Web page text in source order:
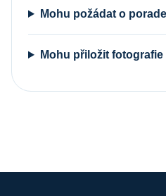
Mohu požádat o
Mohu přiložit